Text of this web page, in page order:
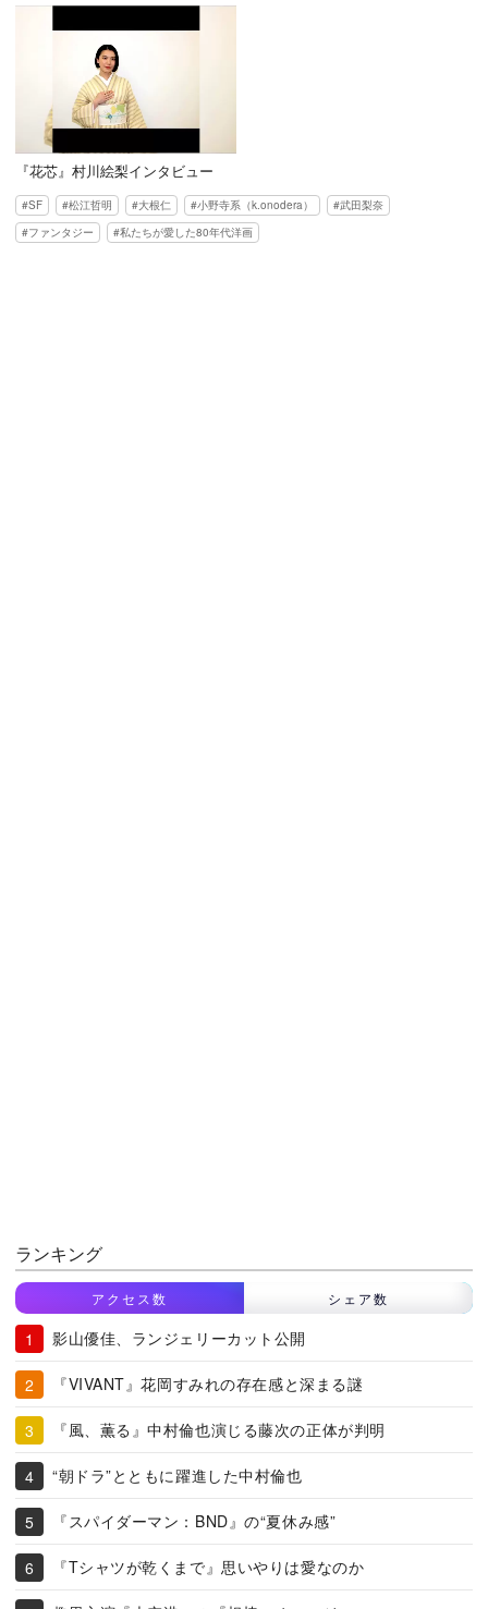
『花芯』村川絵梨インタビュー
SF 松江哲明 大根仁 小野寺系（k.onodera）
武田梨奈
ファンタジー
私たちが愛した80年代洋画
ランキング
アクセス数 シェア数
影山優佳、ランジェリーカット公開
『VIVANT』花岡すみれの存在感と深まる謎
『風、薫る』中村倫也演じる藤次の正体が判明
“朝ドラ”とともに躍進した中村倫也
『スパイダーマン：BND』の“夏休み感”
『Tシャツが乾くまで』思いやりは愛なのか